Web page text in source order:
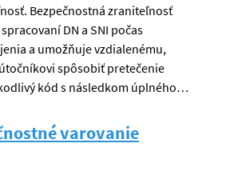
Bezpečnostná zraniteľnosť
DN a SNI počas
a umožňuje vzdialenému,
spôsobiť pretečenie
kód s následkom úplného…
varovanie